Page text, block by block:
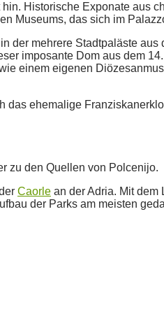
Historische Exponate aus
Museums, das sich im
der mehrere Stadtpaläste
imposante Dom aus dem
einem eigenen
ehemalige
zu den Quellen von Polcenijo.
Caorle an der Adria. Mit
der Parks am meisten